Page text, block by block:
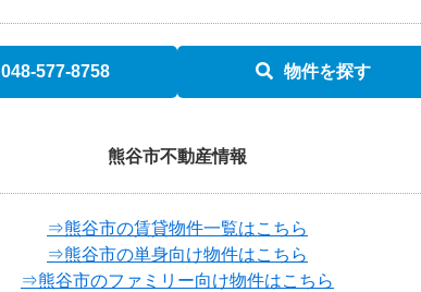
048-577-8758 物件を探す
熊谷市不動産情報
⇒熊谷市の賃貸物件一覧はこちら
⇒熊谷市の単身向け物件はこちら
⇒熊谷市のファミリー向け物件はこちら